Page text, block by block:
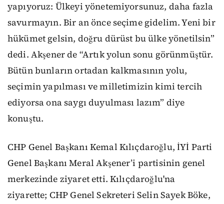
yapıyoruz: Ülkeyi yönetemiyorsunuz, daha fazla
savurmayın. Bir an önce seçime gidelim. Yeni bir
hükümet gelsin, doğru dürüst bu ülke yönetilsin”
dedi. Akşener de “Artık yolun sonu görünmüştür.
Bütün bunların ortadan kalkmasının yolu,
seçimin yapılması ve milletimizin kimi tercih
ediyorsa ona saygı duyulması lazım” diye
konuştu.
CHP Genel Başkanı Kemal Kılıçdaroğlu, İYİ Parti
Genel Başkanı Meral Akşener’i partisinin genel
merkezinde ziyaret etti. Kılıçdaroğlu'na
ziyarette; CHP Genel Sekreteri Selin Sayek Böke,